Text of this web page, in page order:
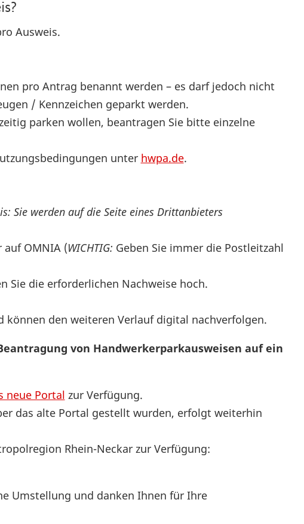
Ausweis.
pro Antrag benannt werden – es darf jedoch nicht
/ Kennzeichen geparkt werden.
parken wollen, beantragen Sie bitte einzelne
unter hwpa.de.
Sie werden auf die Seite eines Drittanbieters
auf OMNIA (WICHTIG: Geben Sie immer die Postleitzahl
Sie die erforderlichen Nachweise hoch.
können den weiteren Verlauf digital nachverfolgen.
von Handwerkerparkausweisen auf ein
neue Portal zur Verfügung.
das alte Portal gestellt wurden, erfolgt weiterhin
Rhein-Neckar zur Verfügung:
Umstellung und danken Ihnen für Ihre